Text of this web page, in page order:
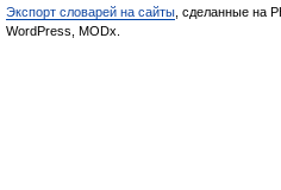
Экспорт словарей на сайты , сделанные на
WordPress, MODx.